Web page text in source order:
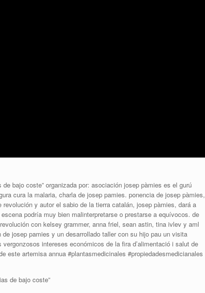
bajo coste” organizada por: asociación josep pàmies es el gurú
cura la malaria, charla de josep pamies. ponencia de josep pàmies,
y autor el sabio de la tierra catalán, josep pàmies, dará a
podría muy bien malinterpretarse o prestarse a equívocos. de
con kelsey grammer, anna friel, sean astin, tina ivlev y aml
josep pamies y un desarrollado taller con su hijo pau un visita
intereses económicos de la fira d’alimentació i salut de
este artemisa annua #plantasmedicinales #propiedadesmedicianales
de bajo coste”